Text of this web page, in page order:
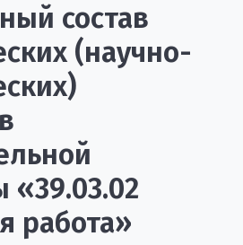
состав
(научно-
«39.03.02
работа»